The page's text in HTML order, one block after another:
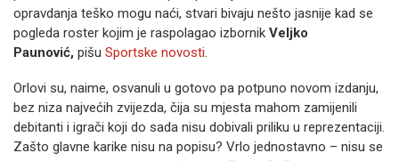
opravdanja teško mogu naći, stvari bivaju nešto jasnije kad se
pogleda roster kojim je raspolagao izbornik Veljko
Paunović, pišu Sportske novosti.
Orlovi su, naime, osvanuli u gotovo pa potpuno novom izdanju,
bez niza najvećih zvijezda, čija su mjesta mahom zamijenili
debitanti i igrači koji do sada nisu dobivali priliku u reprezentaciji.
Zašto glavne karike nisu na popisu? Vrlo jednostavno – nisu se